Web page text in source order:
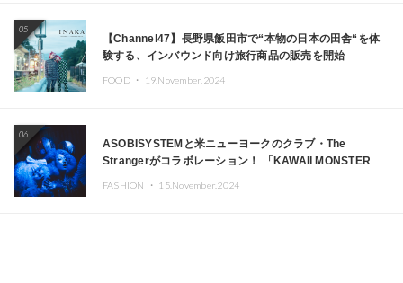
05
【Channel47】長野県飯田市で“本物の日本の田舎“を体
験する、インバウンド向け旅行商品の販売を開始
FOOD ・ 19.November.2024
06
ASOBISYSTEMと米ニューヨークのクラブ・The
Strangerがコラボレーション！ 「KAWAII MONSTER
FASHION ・ 15.November.2024